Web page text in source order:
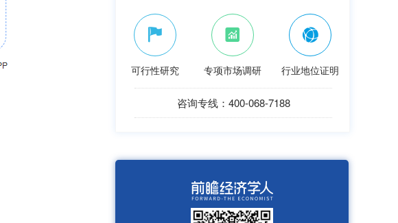
可行性研究 专项市场调研 行业地位证明
咨询专线：400-068-7188